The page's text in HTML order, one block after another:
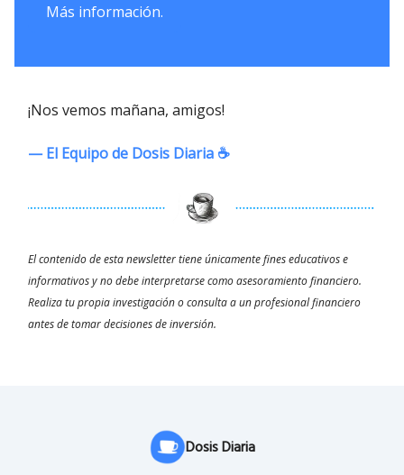
Más información.
¡Nos vemos mañana, amigos!
— El Equipo de Dosis Diaria ☕️
El contenido de esta newsletter tiene únicamente fines educativos e
informativos y no debe interpretarse como asesoramiento financiero.
Realiza tu propia investigación o consulta a un profesional financiero
antes de tomar decisiones de inversión.
Dosis Diaria